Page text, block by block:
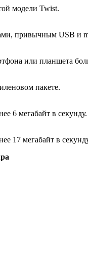
модели Twist.
привычным USB и
или планшета
пакете.
6 мегабайт в секунду.
17 мегабайт в